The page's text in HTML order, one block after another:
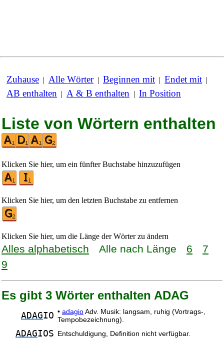
Zuhause | Alle Wörter| Beginnen mit | Endet mit |
AB enthalten | A & B enthalten | In Position
Liste von Wörtern enthalten
Klicken Sie hier, um ein fünfter Buchstabe hinzuzufügen
Klicken Sie hier, um den letzten Buchstabe zu entfernen
Klicken Sie hier, um die Länge der Wörter zu ändern
Alles alphabetisch Alle nach Länge 6
7
9
Es gibt 3 Wörter enthalten ADAG
ADAGIO • adagioAdv. Musik: langsam, ruhig (Vortrags-,
Tempobezeichnung).
ADAGIOS Entschuldigung, Definition nicht verfügbar.